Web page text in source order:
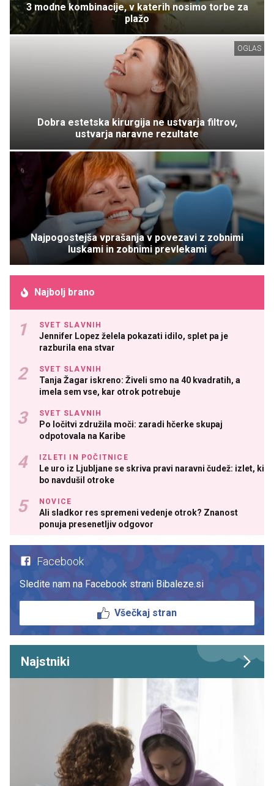
3 modne kombinacije, v katerih nosimo torbe za
plažo
OGLAS
Dobra estetska kirurgija ne ustvarja filtrov,
ustvarja naravne rezultate
Najpogostejša vprašanja v povezavi z zobnimi
luskami in zobnimi prevlekami
Najbolj brano
SVET SLAVNIH
Jennifer Lopez želela pokazati idilo, splet pa je
razburila ena stvar
SVET SLAVNIH
Tanja Žagar iskreno: Živeli smo na 40 kvadratih, a
imela sem vse, kar otrok potrebuje
SVET SLAVNIH
Po ločitvi združila moči: zaradi hčerke skupaj
odpotovala na Karibe
IZLETI IN POČITNICE
Le uro iz Ljubljane se skriva pravi naravni čudež: izlet, ki
bo navdušil otroke
NOVICE
Ali sladkor res spremeni vedenje otrok? Znanost
ponuja presenetljiv odgovor
Facebook
Sledite nam na Facebook strani Bibaleze.si
Všečkaj stran
Najstniki